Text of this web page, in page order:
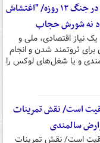
ذخیره استراتژیک نظام در جنگ ۱۲ روزه/ "اغتشاش
نه شورش حجاب
نیاز اقتصادی، ملی و
ثروتمند شدن و انجام
و یا شغل‌های لوکس را
است/ نقش تمرینات
سالمندی
است/ نقش تمرینات